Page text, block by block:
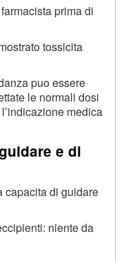
prima di
tossicita
puo essere
le normali dosi
medica
e di
capacita di guidare
niente da